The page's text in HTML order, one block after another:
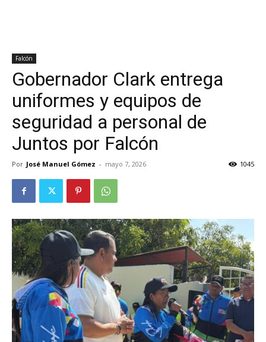
Falcón
Gobernador Clark entrega
uniformes y equipos de
seguridad a personal de
Juntos por Falcón
Por José Manuel Gómez - mayo 7, 2026 1045